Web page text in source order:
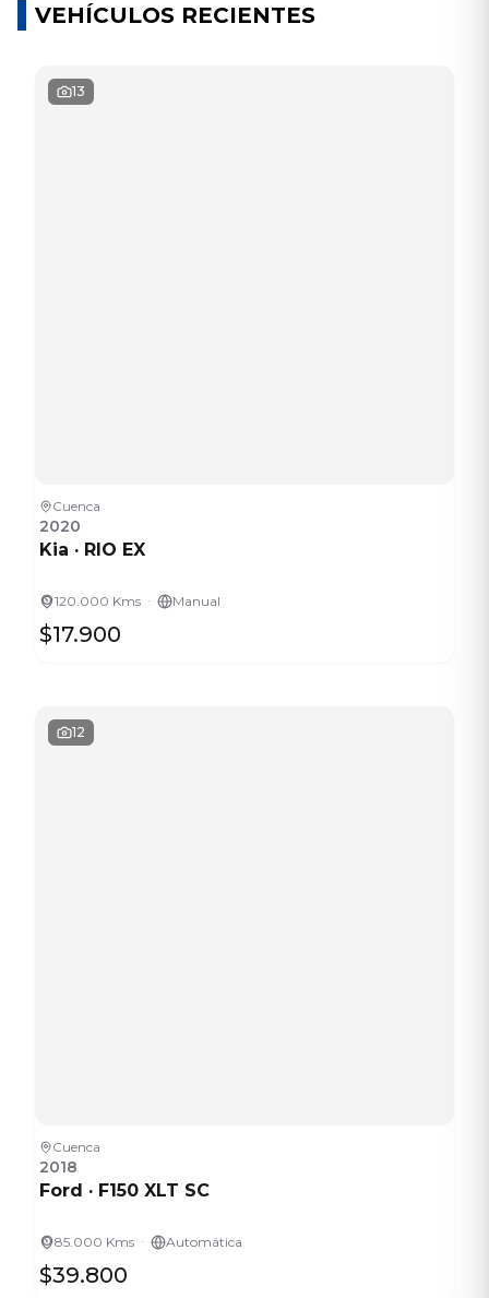
VEHÍCULOS RECIENTES
13
Cuenca
2020
Kia · RIO EX
120.000 Kms · Manual
$17.900
12
Cuenca
2018
Ford · F150 XLT SC
85.000 Kms · Automática
$39.800